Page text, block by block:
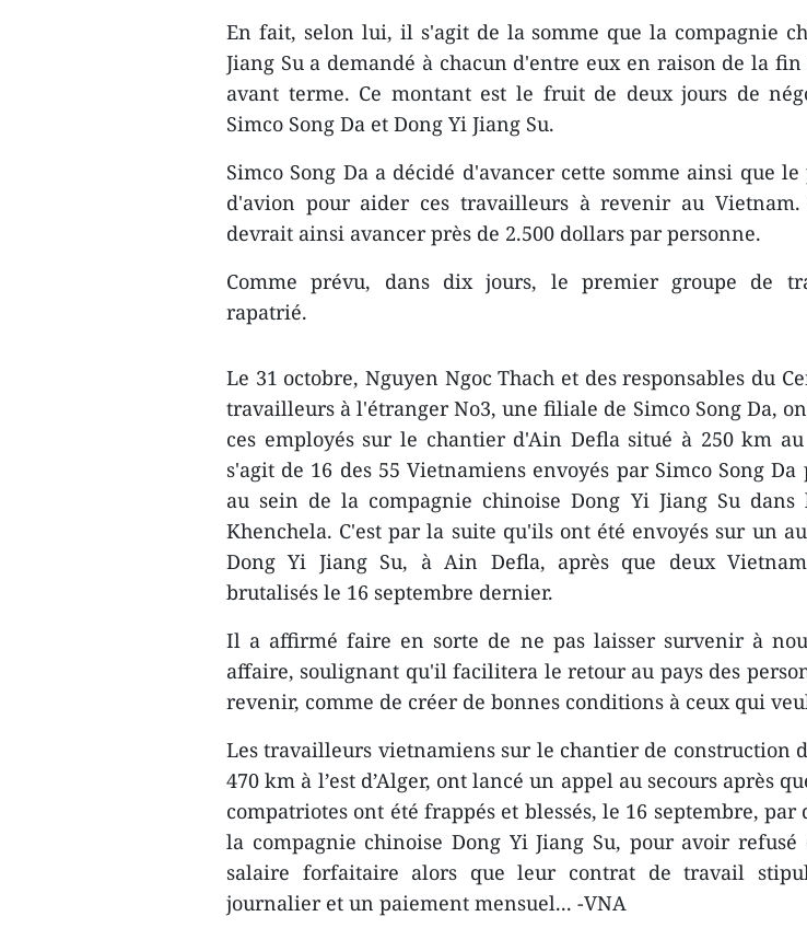
En fait, selon lui, ​il s'agit de la somme que la compagnie
Jiang Su a demandé à cha​cun d'entre eux en raison de la
avant terme. Ce montant est le fruit de deux jours de
Simco Song Da et Dong Yi Jiang Su.
Simco Song Da​ a décidé d'avancer cette somme ainsi que
d'avion pour ​aider ces travailleurs ​à revenir au Vietnam.
devrait ainsi avancer près de 2.500 dollars par personne.
Comme prévu, dans dix jours, le premier groupe de
rapatrié.
Le 31 octobre, Nguyen Ngoc Thach et des responsables du
travailleurs à l'étranger No3, ​une filiale de Simco Song Da,
ces employés sur le chantier ​d'Ain Defla situé à 250 km
s'agit ​de 16 des 55 Vietnamiens envoyés par Simco Song
au sein de la compagnie chinoise Dong Yi Jiang Su
Khenchela. C'est par la suite qu'ils ont été envoyés sur un
Dong Yi Jiang Su, à Ain Defla, après ​que deux
brutalisés le 16 septembre dernier.
Il a affirmé faire en sorte de ne pas laisser survenir à
affaire, soulignant qu'il facilitera le retour au pays des
​revenir, ​comme de créer de bonnes conditions à ceux qui
Les travailleurs vietnamiens sur le chantier de construction
470 km à l’est d’Alger, ont lancé un appel au secours après
compatriotes ont été frappés et blessés, le 16 septembre, par
la compagnie chinoise Dong Yi Jiang Su, pour avoir
salaire forfaitaire alors que leur contrat de travail
journalier et un paiement mensuel...​ -VNA